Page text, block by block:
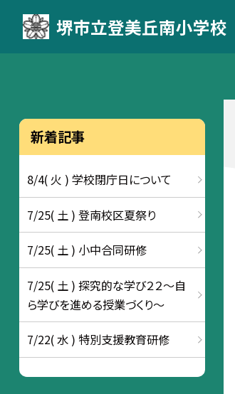
堺市立登美丘南小学校
新着記事
8/4( 火 ) 学校閉庁日について
7/25( 土 ) 登南校区夏祭り
7/25( 土 ) 小中合同研修
7/25( 土 ) 探究的な学び２２～自
ら学びを進める授業づくり～
7/22( 水 ) 特別支援教育研修